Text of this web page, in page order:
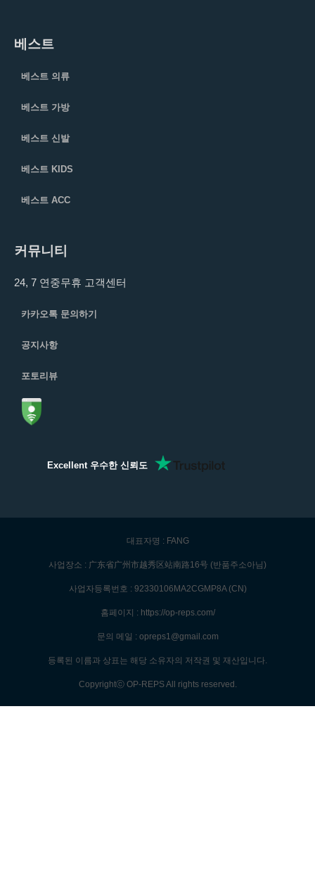
베스트
베스트 의류
베스트 가방
베스트 신발
베스트 KIDS
베스트 ACC
커뮤니티
24, 7 연중무휴 고객센터
카카오톡 문의하기
공지사항
포토리뷰
Excellent 우수한 신뢰도
대표자명 : FANG
사업장소 : 广东省广州市越秀区站南路16号 (반품주소아님)
사업자등록번호 : 92330106MA2CGMP8A (CN)
홈페이지 : https://op-reps.com/
문의 메일 : opreps1@gmail.com
등록된 이름과 상표는 해당 소유자의 저작권 및 재산입니다.
Copyrightⓒ OP-REPS All rights reserved.